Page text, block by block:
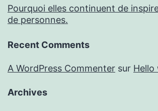
Pourquoi elles continuent de
de personnes.
Recent Comments
A WordPress Commenter sur Hello
Archives